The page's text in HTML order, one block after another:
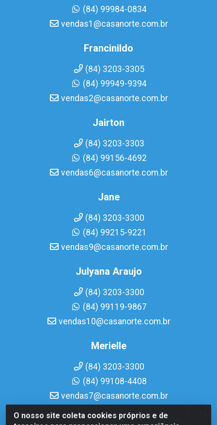
O nosso site coleta cookies próprios e de
(84) 99984-0834
vendas1@casanorte.com.br
Francinildo
(84) 3203-3305
(84) 99949-9394
vendas2@casanorte.com.br
Jairton
(84) 3203-3303
(84) 99156-4692
vendas6@casanorte.com.br
Jane
(84) 3203-3300
(84) 99215-9221
vendas9@casanorte.com.br
Julyana Araujo
(84) 3203-3300
(84) 99119-9867
vendas10@casanorte.com.br
Merielle
(84) 3203-3300
(84) 99108-4408
vendas7@casanorte.com.br
Casa Norte LTDA - Av. Interventor Mário Câmara, 1815 -